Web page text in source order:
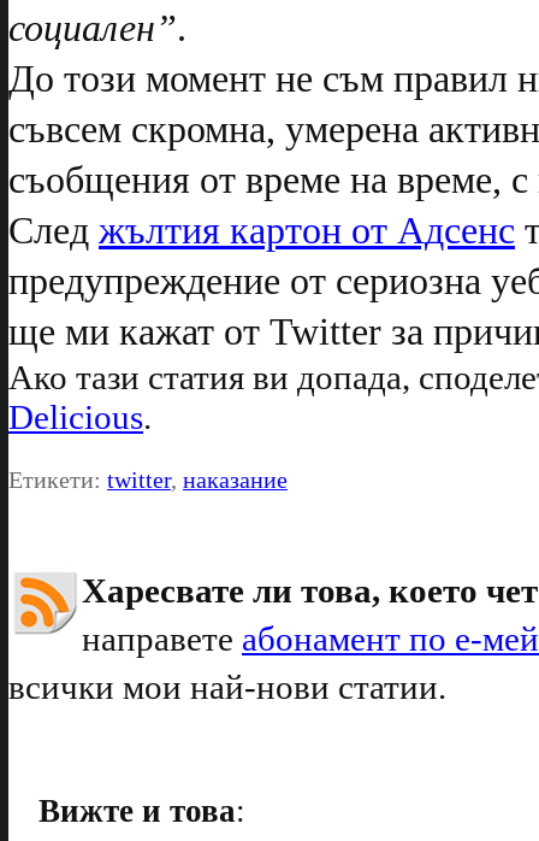
социален”.
До този момент не съм правил
съвсем скромна, умерена
съобщения от време на време,
След жълтия картон от Адсенс
предупреждение от сериозна
ще ми кажат от Twitter за
Ако тази статия ви допада,
Delicious.
Етикети: twitter, наказание
Харесвате ли това, което
направете абонамент по е-
всички мои най-нови статии.
Вижте и това: